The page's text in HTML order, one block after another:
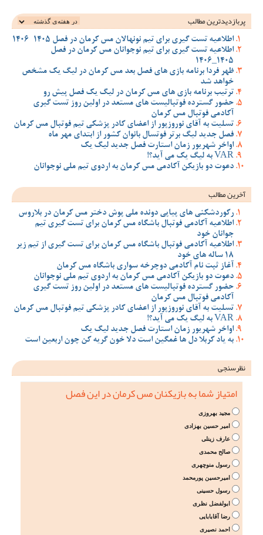
پربازدیدترین‌ مطالب
اطلاعیه تست گیری برای تیم نونهالان مس کرمان در فصل 1405-1406
اطلاعیه تست گیری برای تیم نوجوانان مس کرمان در فصل
1405_1406
ظهر فردا برنامه بازی های فصل بعد مس کرمان در لیگ یک مشخص
خواهد شد
ترتیب برنامه بازی های مس کرمان در لیگ یک فصل پیش رو
حضور گسترده فوتبالیست های مستعد در اولین روز تست گیری
آکادمی فوتبال مس کرمان
تسلیت به آقای نوروزپور از اعضای کادر پزشکی تیم فوتبال مس کرمان
فصل جدید لیگ برتر فوتسال بانوان کشور از ابتدای مهر ماه
اواخر شهریور زمان استارت فصل جدید لیگ یک
VAR به لیگ یک می آید؟!
دعوت دو بازیکن آکادمی مس کرمان به اردوی تیم ملی نوجوانان
آخرین مطالب
رکوردشکنی های پیاپی دونده ملی پوش دختر مس کرمان در بلاروس
اطلاعیه آکادمی فوتبال باشگاه مس کرمان برای تست گیری تیم
جوانان خود
اطلاعیه آکادمی فوتبال باشگاه مس کرمان برای تست گیری از تیم زیر
18 ساله های خود
آغاز ثبت نام آکادمی دوچرخه سواری باشگاه مس کرمان
دعوت دو بازیکن آکادمی مس کرمان به اردوی تیم ملی نوجوانان
حضور گسترده فوتبالیست های مستعد در اولین روز تست گیری
آکادمی فوتبال مس کرمان
تسلیت به آقای نوروزپور از اعضای کادر پزشکی تیم فوتبال مس کرمان
VAR به لیگ یک می آید؟!
اواخر شهریور زمان استارت فصل جدید لیگ یک
به یاد کربلا دل ها غمگین است دلا خون گریه کن چون اربعین است
نظرسنجی
امتیاز شما به بازیکنان مس کرمان در این فصل
مجید بهروزی
امیر حسین بهزادی
عارف زینلی
صالح محمدی
رسول منوچهری
امیرحسین پورمحمد
رسول حسینی
ابولفضل نظری
رضا آقابابایی
احمد نصیری